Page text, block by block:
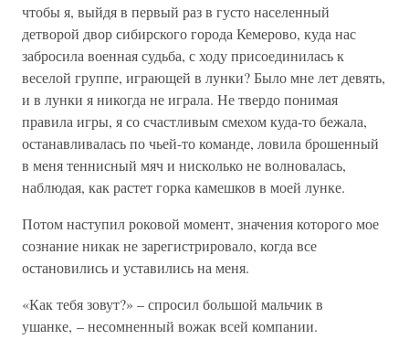
чтобы я, выйдя в первый раз в густо населенный
детворой двор сибирского города Кемерово, куда нас
забросила военная судьба, с ходу присоединилась к
веселой группе, играющей в лунки? Было мне лет девять,
и в лунки я никогда не играла. Не твердо понимая
правила игры, я со счастливым смехом куда-то бежала,
останавливалась по чьей-то команде, ловила брошенный
в меня теннисный мяч и нисколько не волновалась,
наблюдая, как растет горка камешков в моей лунке.
Потом наступил роковой момент, значения которого мое
сознание никак не зарегистрировало, когда все
остановились и уставились на меня.
«Как тебя зовут?» – спросил большой мальчик в
ушанке, – несомненный вожак всей компании.